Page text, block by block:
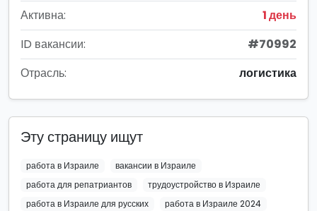
Активна:
1 день
ID вакансии:
#70992
Отрасль:
логистика
Эту страницу ищут
работа в Израиле
вакансии в Израиле
работа для репатриантов
трудоустройство в Израиле
работа в Израиле для русских
работа в Израиле 2024